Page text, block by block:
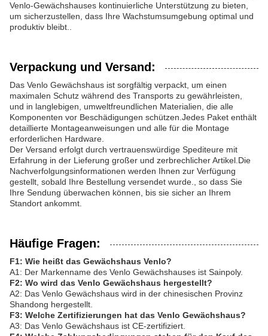
Venlo-Gewächshauses kontinuierliche Unterstützung zu bieten,
um sicherzustellen, dass Ihre Wachstumsumgebung optimal und
produktiv bleibt..
Verpackung und Versand:
Das Venlo Gewächshaus ist sorgfältig verpackt, um einen
maximalen Schutz während des Transports zu gewährleisten,
und in langlebigen, umweltfreundlichen Materialien, die alle
Komponenten vor Beschädigungen schützen.Jedes Paket enthält
detaillierte Montageanweisungen und alle für die Montage
erforderlichen Hardware.
Der Versand erfolgt durch vertrauenswürdige Spediteure mit
Erfahrung in der Lieferung großer und zerbrechlicher Artikel.Die
Nachverfolgungsinformationen werden Ihnen zur Verfügung
gestellt, sobald Ihre Bestellung versendet wurde., so dass Sie
Ihre Sendung überwachen können, bis sie sicher an Ihrem
Standort ankommt.
Häufige Fragen:
F1: Wie heißt das Gewächshaus Venlo?
A1: Der Markenname des Venlo Gewächshauses ist Sainpoly.
F2: Wo wird das Venlo Gewächshaus hergestellt?
A2: Das Venlo Gewächshaus wird in der chinesischen Provinz
Shandong hergestellt.
F3: Welche Zertifizierungen hat das Venlo Gewächshaus?
A3: Das Venlo Gewächshaus ist CE-zertifiziert.